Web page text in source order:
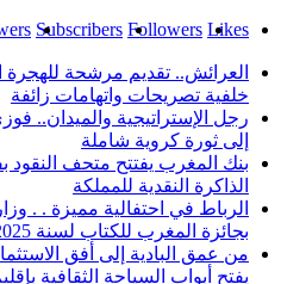
Likes
Followers
Subscribers
العرائش.. تقديم مرشحة للهجرة
خلفية تصريحات واتهامات زائفة
رجل الإستراتيجية والميدان..
إلى ثورة كروية شاملة
بنك المغرب يفتتح متحف
الذاكرة النقدية للمملكة
الرباط في احتفالية مميزة . .
بجائزة المغرب للكتاب لسنة 2025.
من عمق البادية إلى أفق
يفتح أبواب السياحة الثقافية